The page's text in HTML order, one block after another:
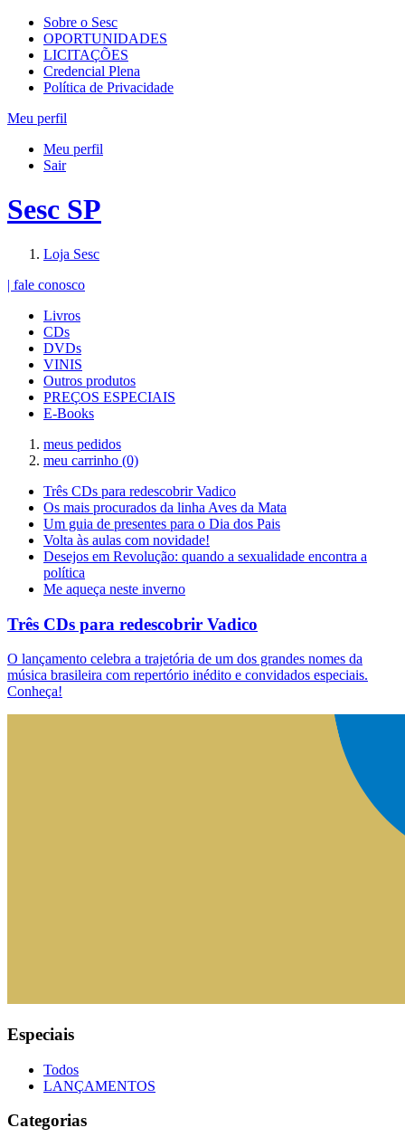
Sobre o Sesc
OPORTUNIDADES
LICITAÇÕES
Credencial Plena
Política de Privacidade
Meu perfil
Meu perfil
Sair
Sesc SP
Loja Sesc
| fale conosco
Livros
CDs
DVDs
VINIS
Outros produtos
PREÇOS ESPECIAIS
E-Books
meus pedidos
meu carrinho (0)
Três CDs para redescobrir Vadico
Os mais procurados da linha Aves da Mata
Um guia de presentes para o Dia dos Pais
Volta às aulas com novidade!
Desejos em Revolução: quando a sexualidade encontra a
política
Me aqueça neste inverno
Três CDs para redescobrir Vadico
O lançamento celebra a trajetória de um dos grandes nomes da
música brasileira com repertório inédito e convidados especiais.
Conheça!
Especiais
Todos
LANÇAMENTOS
Categorias